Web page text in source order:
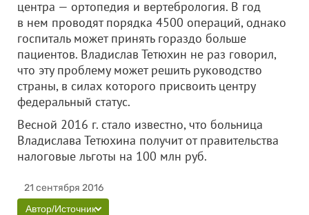
центра — ортопедия и вертебрология. В год
в нем проводят порядка 4500 операций, однако
госпиталь может принять гораздо больше
пациентов. Владислав Тетюхин не раз говорил,
что эту проблему может решить руководство
страны, в силах которого присвоить центру
федеральный статус.
Весной 2016 г. стало известно, что больница
Владислава Тетюхина получит от правительства
налоговые льготы на 100 млн руб.
21 сентября 2016
Автор/Источник